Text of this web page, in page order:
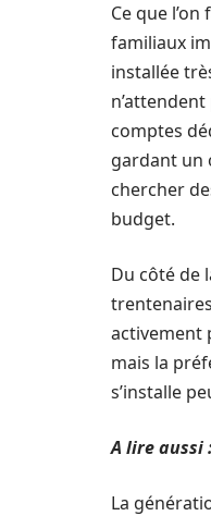
Ce que
familiaux
installée
comptes
gardant un
chercher
budget.
Du côté de
activement
mais la
s’installe
A lire aussi
La